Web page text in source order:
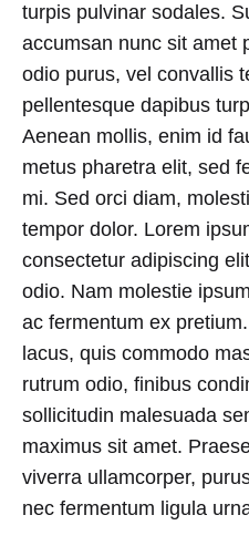
turpis pulvinar sodales.
accumsan nunc sit amet
odio purus, vel convallis
pellentesque dapibus
Aenean mollis, enim id
metus pharetra elit, sed
mi. Sed orci diam,
tempor dolor. Lorem
consectetur adipiscing
odio. Nam molestie
ac fermentum ex
lacus, quis commodo
rutrum odio, finibus
sollicitudin malesuada
maximus sit amet.
viverra ullamcorper,
nec fermentum ligula